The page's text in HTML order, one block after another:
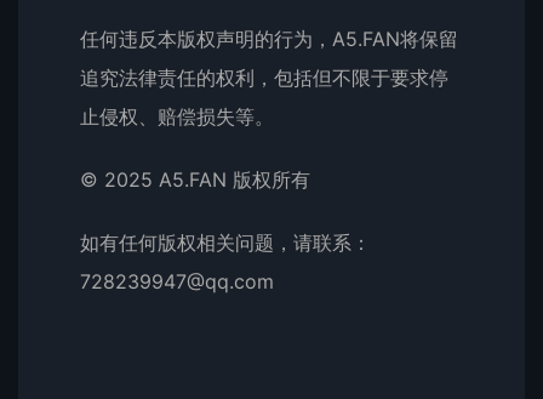
任何违反本版权声明的行为，A5.FAN将保留
追究法律责任的权利，包括但不限于要求停
止侵权、赔偿损失等。
© 2025 A5.FAN 版权所有
如有任何版权相关问题，请联系：
728239947@qq.com